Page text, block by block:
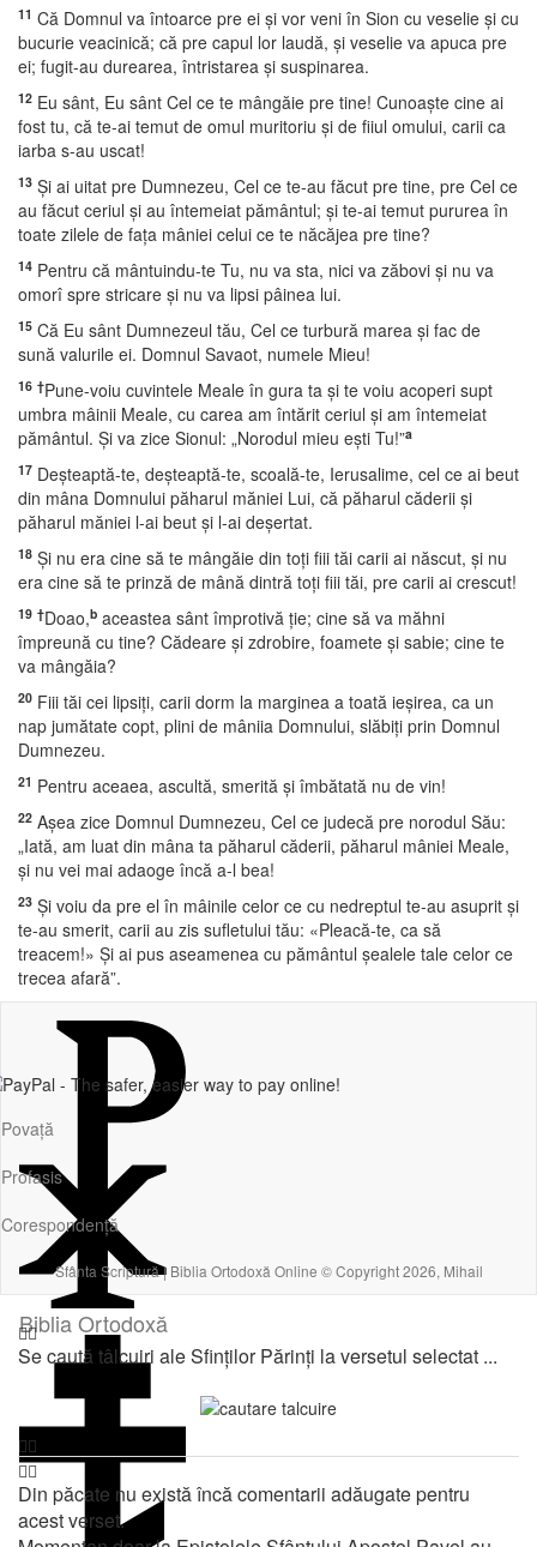
11 Că Domnul va întoarce pre ei şi vor veni în Sion cu veselie şi cu
bucurie veacinică; că pre capul lor laudă, şi veselie va apuca pre
ei; fugit-au durearea, întristarea şi suspinarea.
12 Eu sânt, Eu sânt Cel ce te mângăie pre tine! Cunoaşte cine ai
fost tu, că te-ai temut de omul muritoriu şi de fiiul omului, carii ca
iarba s-au uscat!
13 Şi ai uitat pre Dumnezeu, Cel ce te-au făcut pre tine, pre Cel ce
au făcut ceriul şi au întemeiat pământul; şi te-ai temut pururea în
toate zilele de faţa mâniei celui ce te năcăjea pre tine?
14 Pentru că mântuindu-te Tu, nu va sta, nici va zăbovi şi nu va
omorî spre stricare şi nu va lipsi pâinea lui.
15 Că Eu sânt Dumnezeul tău, Cel ce turbură marea şi fac de
sună valurile ei. Domnul Savaot, numele Mieu!
16 †Pune-voiu cuvintele Meale în gura ta şi te voiu acoperi supt
umbra mâinii Meale, cu carea am întărit ceriul şi am întemeiat
pământul. Şi va zice Sionul: „Norodul mieu eşti Tu!”a
17 Deşteaptă-te, deşteaptă-te, scoală-te, Ierusalime, cel ce ai beut
din mâna Domnului păharul măniei Lui, că păharul căderii şi
păharul măniei l-ai beut şi l-ai deşertat.
18 Şi nu era cine să te mângăie din toţi fiii tăi carii ai născut, şi nu
era cine să te prinză de mână dintră toţi fiii tăi, pre carii ai crescut!
19 †Doao,b aceastea sânt împrotivă ţie; cine să va măhni
împreună cu tine? Cădeare şi zdrobire, foamete şi sabie; cine te
va mângăia?
20 Fiii tăi cei lipsiţi, carii dorm la marginea a toată ieşirea, ca un
nap jumătate copt, plini de mâniia Domnului, slăbiţi prin Domnul
Dumnezeu.
21 Pentru aceaea, ascultă, smerită şi îmbătată nu de vin!
22 Aşea zice Domnul Dumnezeu, Cel ce judecă pre norodul Său:
„Iată, am luat din mâna ta păharul căderii, păharul mâniei Meale,
şi nu vei mai adaoge încă a-l bea!
23 Şi voiu da pre el în mâinile celor ce cu nedreptul te-au asuprit şi
te-au smerit, carii au zis sufletului tău: «Pleacă-te, ca să
treacem!» Şi ai pus aseamenea cu pământul şealele tale celor ce
trecea afară”.
Biblia Ortodoxă
Povață
Profasis
Corespondență
Sfânta Scriptură | Biblia Ortodoxă Online © Copyright 2026, Mihail
Se caută tâlcuiri ale Sfinților Părinți la versetul selectat ...
Din păcate nu există încă comentarii adăugate pentru
acest verset.